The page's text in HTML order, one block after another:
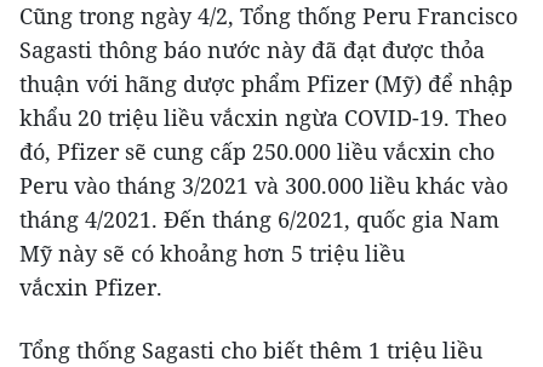
Cũng trong ngày 4/2, Tổng thống Peru Francisco
Sagasti thông báo nước này đã đạt được thỏa
thuận với hãng dược phẩm Pfizer (Mỹ) để nhập
khẩu 20 triệu liều vắcxin ngừa COVID-19. Theo
đó, Pfizer sẽ cung cấp 250.000 liều vắcxin cho
Peru vào tháng 3/2021 và 300.000 liều khác vào
tháng 4/2021. Đến tháng 6/2021, quốc gia Nam
Mỹ này sẽ có khoảng hơn 5 triệu liều
vắcxin Pfizer.
Tổng thống Sagasti cho biết thêm 1 triệu liều